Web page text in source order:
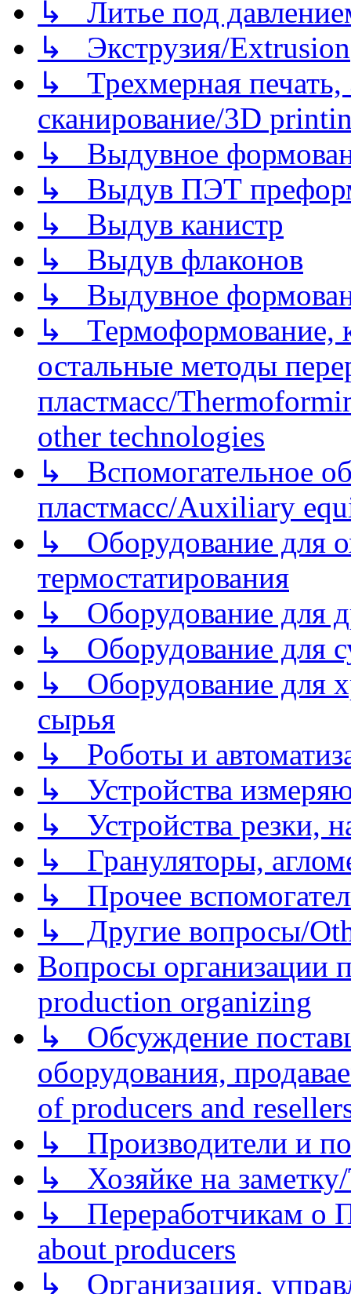
↳ Литье под
↳ Экструзия/Extrusion
↳ Трехмерная
сканирование/3D
↳ Выдувное
↳ Выдув ПЭТ
↳ Выдув канистр
↳ Выдув флаконов
↳ Выдувное
↳ Термоформование,
остальные методы
пластмасс/
other technologies
↳ Вспомогательное
пластмасс/Auxiliary
↳ Оборудование для
термостатирования
↳ Оборудование для
↳ Оборудование для
↳ Оборудование для
сырья
↳ Роботы и
↳ Устройства
↳ Устройства резки,
↳ Грануляторы,
↳ Прочее
↳ Другие вопросы/
Вопросы организации
production organizing
↳ Обсуждение
оборудования,
of producers and
↳ Производители и
↳ Хозяйке на
↳ Переработчикам о
about producers
↳ Организация,